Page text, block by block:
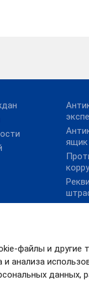
файлы и другие
анализа
данных,
ящик